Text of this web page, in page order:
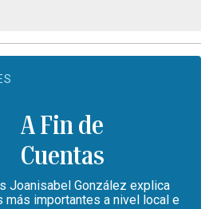
A Fin de
Cuentas
Joanisabel González explica
importantes a nivel local e